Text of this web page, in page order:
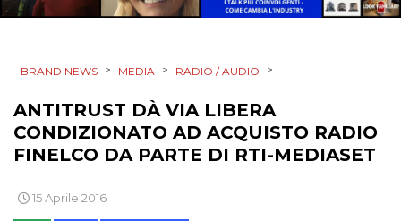
EDITORIA
TV
BRAND NEWS > MEDIA > RADIO / AUDIO >
ANTITRUST DÀ VIA LIBERA
CONDIZIONATO AD ACQUISTO RADIO
FINELCO DA PARTE DI RTI-MEDIASET
15 Aprile 2016